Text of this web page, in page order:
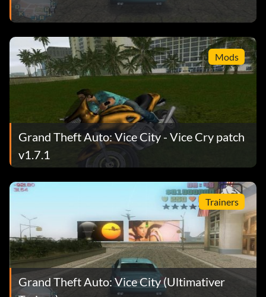
Mods
Grand Theft Auto: Vice City - Vice Cry patch
v1.7.1
Trainers
Grand Theft Auto: Vice City (Ultimativer